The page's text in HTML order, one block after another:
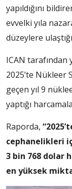
yapıldığını
evvelki yıla
düzeylere
ICAN tarafından
2025’te Nükleer
geçen yıl 9
yaptığı
Raporda,
cephanelikleri
3 bin 768 dolar
en yüksek